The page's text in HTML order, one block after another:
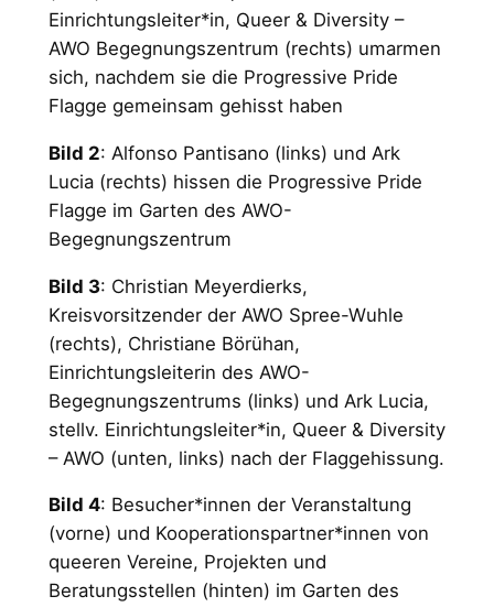
Einrichtungsleiter*in, Queer & Diversity –
AWO Begegnungszentrum (rechts) umarmen
sich, nachdem sie die Progressive Pride
Flagge gemeinsam gehisst haben
Bild 2: Alfonso Pantisano (links) und Ark
Lucia (rechts) hissen die Progressive Pride
Flagge im Garten des AWO-
Begegnungszentrum
Bild 3: Christian Meyerdierks,
Kreisvorsitzender der AWO Spree-Wuhle
(rechts), Christiane Börühan,
Einrichtungsleiterin des AWO-
Begegnungszentrums (links) und Ark Lucia,
stellv. Einrichtungsleiter*in, Queer & Diversity
– AWO (unten, links) nach der Flaggehissung.
Bild 4: Besucher*innen der Veranstaltung
(vorne) und Kooperationspartner*innen von
queeren Vereine, Projekten und
Beratungsstellen (hinten) im Garten des